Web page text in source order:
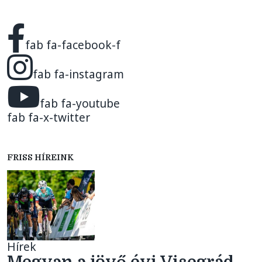
fab fa-facebook-f
fab fa-instagram
fab fa-youtube
fab fa-x-twitter
FRISS HÍREINK
Hírek